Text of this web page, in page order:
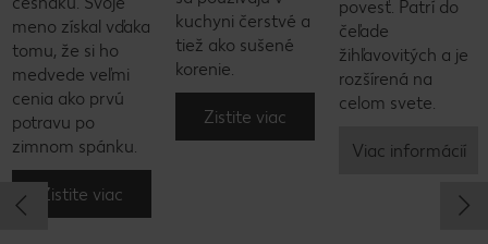
meno získal vďaka
tomu, že si ho
medvede veľmi
cenia ako prvú
potravu po
zimnom spánku.
Zistite viac
kuchyni čerstvé a
tiež ako sušené
korenie.
Zistite viac
povesť. Patrí do
čeľade
žihľavovitých a je
rozšírená na
celom svete.
Viac informácií